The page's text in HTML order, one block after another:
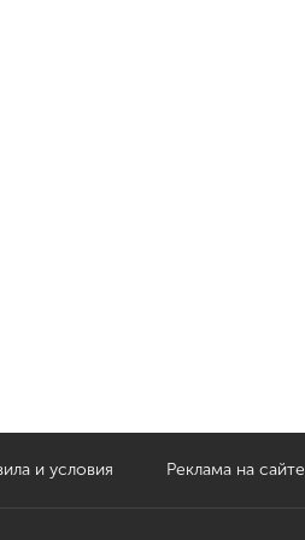
и условия Реклама на сайте